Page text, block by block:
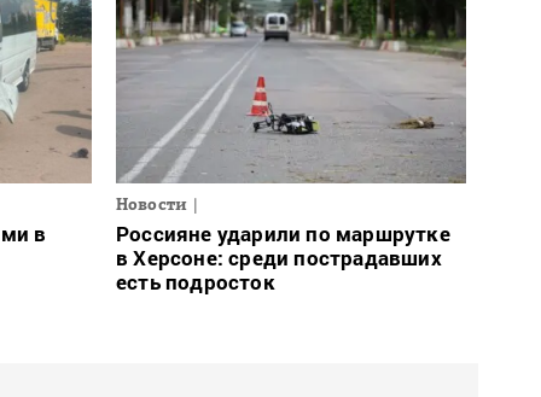
в
Новости
Россияне ударили по маршрутке
в Херсоне: среди пострадавших
есть подросток